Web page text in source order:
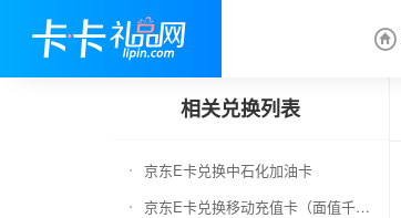

相关兑换列表
京东E卡兑换中石化加油卡
京东E卡兑换移动充值卡（面值千万别选错）